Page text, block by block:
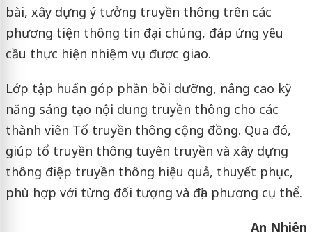
bài, xây dựng ý tưởng truyền thông trên các
phương tiện thông tin đại chúng, đáp ứng yêu
cầu thực hiện nhiệm vụ được giao.
Lớp tập huấn góp phần bồi dưỡng, nâng cao kỹ
năng sáng tạo nội dung truyền thông cho các
thành viên Tổ truyền thông cộng đồng. Qua đó,
giúp tổ truyền thông tuyên truyền và xây dựng
thông điệp truyền thông hiệu quả, thuyết phục,
phù hợp với từng đối tượng và địa phương cụ thể.
An Nhiên